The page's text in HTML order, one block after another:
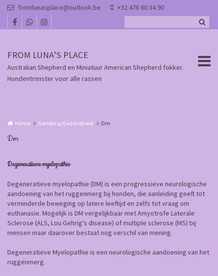
Overslaan en naar de inhoud gaan
fromlunasplace@outlook.be +32 478 60 34 90
FROM LUNA’S PLACE
Australian Shepherd en Miniatuur American Shepherd fokker.
Hondentrimster voor alle rassen
Home Genetica/Gezondheid Dm
Dm
Degeneratieve myelopathie
Degeneratieve myelopathie (DM) is een progressieve neurologische
aandoening van het ruggenmerg bij honden, die aanleiding geeft tot
verminderde beweging op latere leeftijd en zelfs tot vraag om
euthanasie. Mogelijk is DM vergelijkbaar met Amyotrofe Laterale
Sclerose (ALS, Lou Gehrig's disease) of multiple sclerose (MS) bij
mensen maar daarover bestaat nog verschil van mening.
Degeneratieve Myelopathie is een neurologische aandoening van het
ruggenmerg.